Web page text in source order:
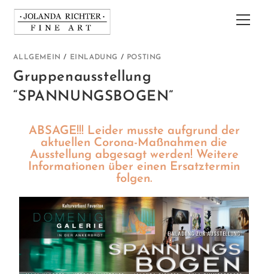
ALLGEMEIN / EINLADUNG / POSTING
Gruppenausstellung
“SPANNUNGSBOGEN”
ABSAGE!!! Leider musste aufgrund der
aktuellen Corona-Maßnahmen die
Ausstellung abgesagt werden! Weitere
Informationen über einen Ersatztermin
folgen.